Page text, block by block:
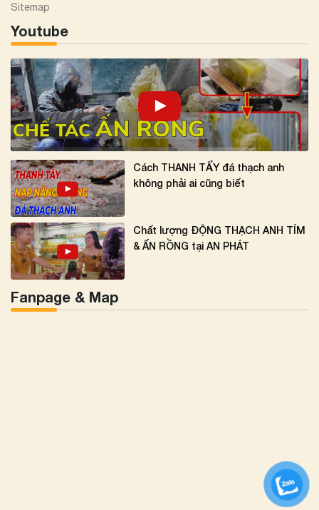
Sitemap
Youtube
Cách THANH TẨY đá thạch anh
không phải ai cũng biết
Chất lượng ĐỘNG THẠCH ANH TÍM
& ẤN RỒNG tại AN PHÁT
Fanpage & Map